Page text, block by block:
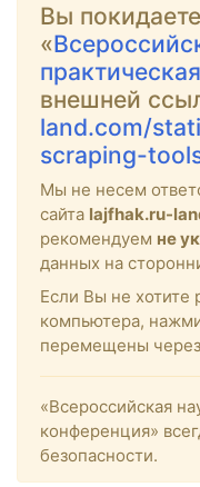
Вы
«
внешней
land.com/
scraping-
Мы не несем
сайта lajfhak.ru-
рекомендуем не
данных на
Если Вы не хотите
компьютера,
перемещены через
«Всероссийская
конференция»
безопасности.